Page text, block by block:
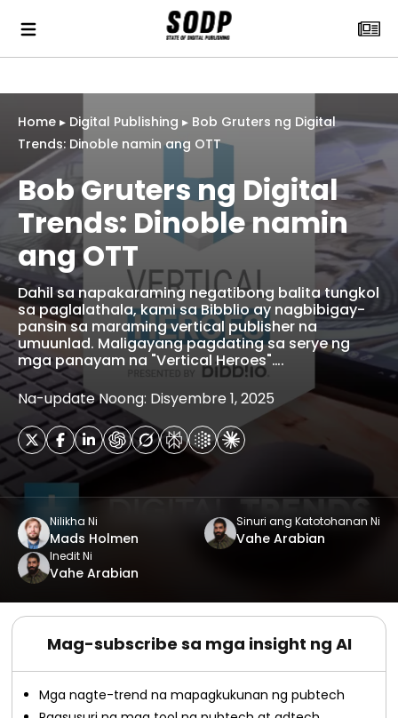
Home ▸ Digital Publishing ▸ Bob Gruters ng Digital
Trends: Dinoble namin ang OTT
Bob Gruters ng Digital
Trends: Dinoble namin
ang OTT
Dahil sa napakaraming negatibong balita tungkol
sa paglalathala, kami sa Bibblio ay nagbibigay-
pansin sa maraming vertical publisher na
umuunlad. Maligayang pagdating sa serye ng
mga panayam na "Vertical Heroes"….
Na-update Noong: Disyembre 1, 2025
Nilikha Ni
Mads Holmen
Sinuri ang Katotohanan Ni
Vahe Arabian
Inedit Ni
Vahe Arabian
Mag-subscribe sa mga insight ng AI
Mga nagte-trend na mapagkukunan ng pubtech